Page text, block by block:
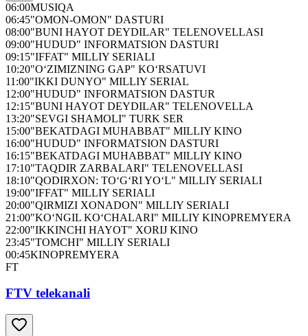
06:00MUSIQA
06:45"OMON-OMON" DASTURI
08:00"BUNI HAYOT DEYDILAR" TELENOVELLASI
09:00"HUDUD" INFORMATSION DASTURI
09:15"IFFAT" MILLIY SERIALI
10:20"O‘ZIMIZNING GAP" KO‘RSATUVI
11:00"IKKI DUNYO" MILLIY SERIAL
12:00"HUDUD" INFORMATSION DASTUR
12:15"BUNI HAYOT DEYDILAR" TELENOVELLA
13:20"SEVGI SHAMOLI" TURK SER
15:00"BEKATDAGI MUHABBAT" MILLIY KINO
16:00"HUDUD" INFORMATSION DASTURI
16:15"BEKATDAGI MUHABBAT" MILLIY KINO
17:10"TAQDIR ZARBALARI" TELENOVELLASI
18:10"QODIRXON: TO‘G‘RI YO‘L" MILLIY SERIALI
19:00"IFFAT" MILLIY SERIALI
20:00"QIRMIZI XONADON" MILLIY SERIALI
21:00"KO‘NGIL KO‘CHALARI" MILLIY KINOPREMYERA
22:00"IKKINCHI HAYOT" XORIJ KINO
23:45"TOMCHI" MILLIY SERIALI
00:45KINOPREMYERA
FT
FTV telekanali